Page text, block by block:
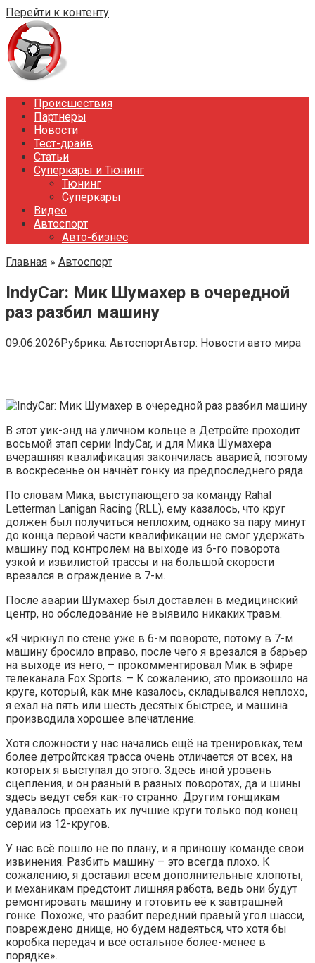
Перейти к контенту
Происшествия
Партнеры
Новости
Тест-драйв
Статьи
Суперкары и Тюнинг
Тюнинг
Суперкары
Видео
Автоспорт
Авто-бизнес
Главная » Автоспорт
IndyCar: Мик Шумахер в очередной
раз разбил машину
09.06.2026Рубрика: АвтоспортАвтор: Новости авто мира
В этот уик-энд на уличном кольце в Детройте проходит
восьмой этап серии IndyCar, и для Мика Шумахера
вчерашняя квалификация закончилась аварией, поэтому
в воскресенье он начнёт гонку из предпоследнего ряда.
По словам Мика, выступающего за команду Rahal
Letterman Lanigan Racing (RLL), ему казалось, что круг
должен был получиться неплохим, однако за пару минут
до конца первой части квалификации не смог удержать
машину под контролем на выходе из 6-го поворота
узкой и извилистой трассы и на большой скорости
врезался в ограждение в 7-м.
После аварии Шумахер был доставлен в медицинский
центр, но обследование не выявило никаких травм.
«Я чиркнул по стене уже в 6-м повороте, потому в 7-м
машину бросило вправо, после чего я врезался в барьер
на выходе из него, – прокомментировал Мик в эфире
телеканала Fox Sports. – К сожалению, это произошло на
круге, который, как мне казалось, складывался неплохо,
я ехал на пять или шесть десятых быстрее, и машина
производила хорошее впечатление.
Хотя сложности у нас начались ещё на тренировках, тем
более детройтская трасса очень отличается от всех, на
которых я выступал до этого. Здесь иной уровень
сцепления, и он разный в разных поворотах, да и шины
здесь ведут себя как-то странно. Другим гонщикам
удавалось проехать их лучшие круги только под конец
серии из 12-кругов.
У нас всё пошло не по плану, и я приношу команде свои
извинения. Разбить машину – это всегда плохо. К
сожалению, я доставил всем дополнительные хлопоты,
и механикам предстоит лишняя работа, ведь они будут
ремонтировать машину и готовить её к завтрашней
гонке. Похоже, что разбит передний правый угол шасси,
повреждено днище, но будем надеяться, что хотя бы
коробка передач и всё остальное более-менее в
порядке».